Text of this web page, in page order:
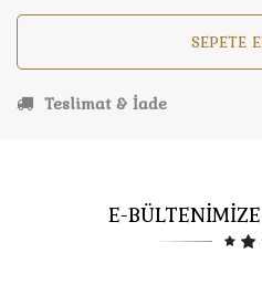
SEPETE
Teslimat & İade
E-